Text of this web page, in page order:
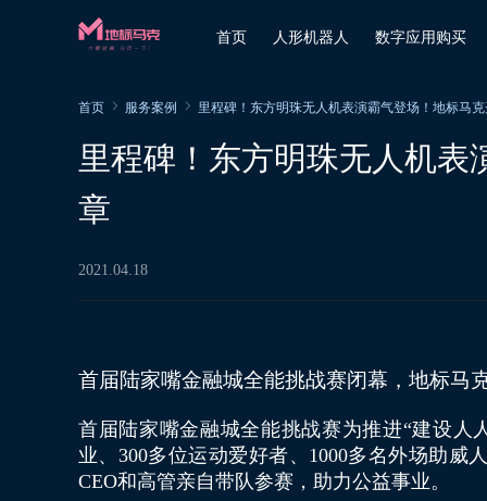
首页 人形机器人 数字应用购买
首页 服务案例 里程碑！东方明珠无人机表演霸气登场！地标马
里程碑！东方明珠无人机
章
2021.04.18
首届陆家嘴金融城全能挑战赛闭幕，地标马
首届陆家嘴金融城全能挑战赛为推进“建设人
业、300多位运动爱好者、1000多名外场助
CEO和高管亲自带队参赛，助力公益事业。